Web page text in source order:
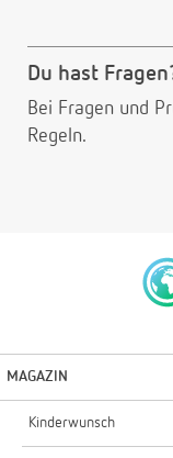
Du hast
Bei Fragen und
Regeln.
MAGAZIN
Kinderwunsch